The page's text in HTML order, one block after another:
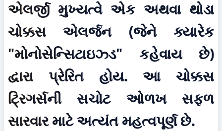
એલર્જી મુખ્યત્વે એક અથવા થોડા
ચોક્કસ એલર્જન (જેને ક્યારેક
"મોનોસેન્સિટાઇઝ્ડ" કહેવાય છે)
દ્વારા પ્રેરિત હોય. આ ચોક્કસ
ટ્રિગર્સની સચોટ ઓળખ સફળ
સારવાર માટે અત્યંત મહત્વપૂર્ણ છે.